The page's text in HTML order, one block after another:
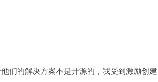
们的解决方案不是开源的，我受到激励创建